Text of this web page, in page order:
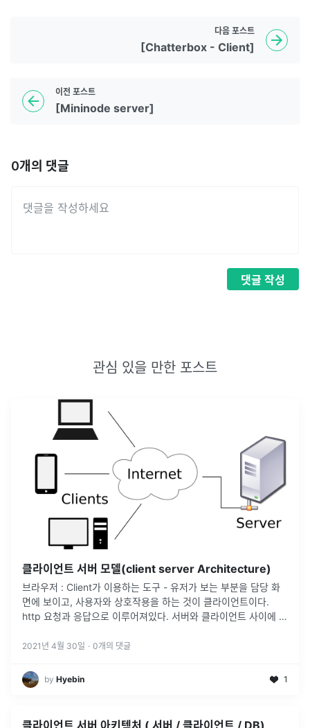
이전 포스트
[Mininode server]
다음 포스트
[Chatterbox - Client]
0개의 댓글
댓글 작성
관심 있을 만한 포스트
클라이언트 서버 모델(client server Architecture)
브라우저 : Client가 이용하는 도구 - 유저가 보는 부분을 담당 화
면에 보이고, 사용자와 상호작용을 하는 것이 클라이언트이다.
http 요청과 응답으로 이루어져있다. 서버와 클라이언트 사이에 응
리...
2021년 4월 30일 · 0개의 댓글
by Hyebin 1
클라이언트 서버 아키텍처 ( 서버 / 클라이언트 / DB)